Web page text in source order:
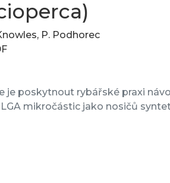
P. Podhorec
je poskytnout rybářské praxi
mikročástic jako nosičů